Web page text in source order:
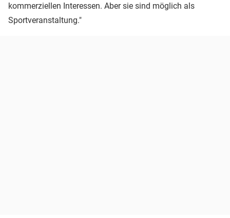
kommerziellen Interessen. Aber sie sind möglich als
Sportveranstaltung."